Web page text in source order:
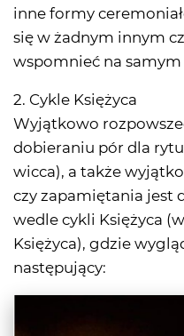
inne formy
się w żadnym innym
wspomnieć na
2. Cykle Księżyca
Wyjątkowo
dobieraniu pór dla
wicca), a także
czy zapamiętania jest
wedle cykli Księżyca
Księżyca), gdzie
następujący: